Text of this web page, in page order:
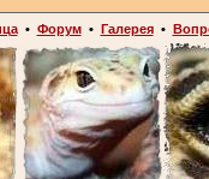
• Форум• Галерея•